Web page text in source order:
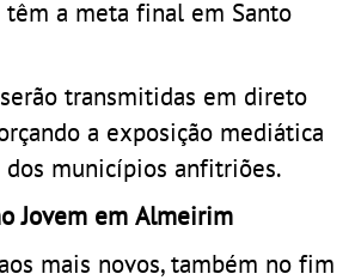
a meta final em Santo
transmitidas em direto
a exposição mediática
dos municípios anfitriões.
Jovem em Almeirim
mais novos, também no fim